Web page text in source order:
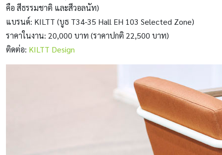
คือ สีธรรมชาติ และสีวอลนัท)
แบรนด์: KILTT (บูธ T34-35 Hall EH 103 Selected Zone)
ราคาในงาน: 20,000 บาท (ราคาปกติ 22,500 บาท)
ติดต่อ: KILTT Design